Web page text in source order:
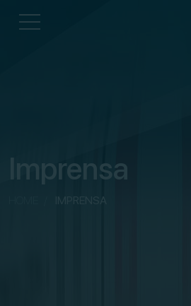
Imprensa
IMPRENSA